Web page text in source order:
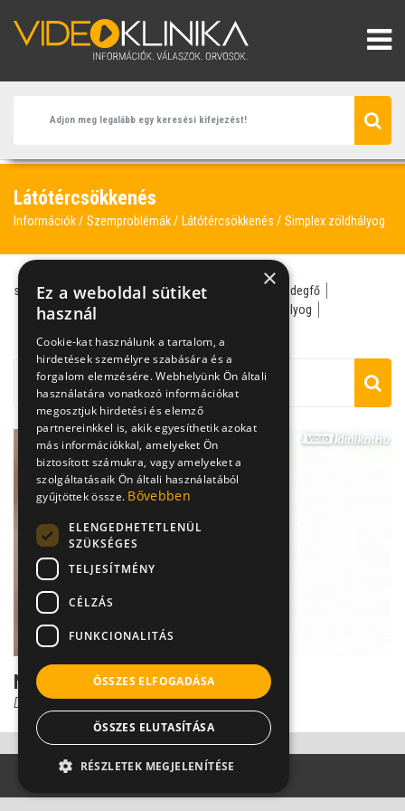
Látótércsökkenés
Információk Szemproblémák Látótércsökkenés Simplex zöldhályog
szemész glaukóma központi idegrendszer
látóidegfő
látótércsökkenés
nyitott zugú zöldhályog
Nyitott zugú zöldhályog
Dr. Őri Zsolt
×
Ez a weboldal sütiket
használ
Cookie-kat használunk a tartalom, a
hirdetések személyre szabására és a
forgalom elemzésére. Webhelyünk Ön általi
használatára vonatkozó információkat
megosztjuk hirdetési és elemző
partnereinkkel is, akik egyesíthetik azokat
más információkkal, amelyeket Ön
biztosított számukra, vagy amelyeket a
szolgáltatásaik Ön általi használatából
gyűjtöttek össze. Bővebben
ELENGEDHETETLENÜL
SZÜKSÉGES
TELJESÍTMÉNY
CÉLZÁS
FUNKCIONALITÁS
ÖSSZES ELFOGADÁSA
ÖSSZES ELUTASÍTÁSA
RÉSZLETEK MEGJELENÍTÉSE